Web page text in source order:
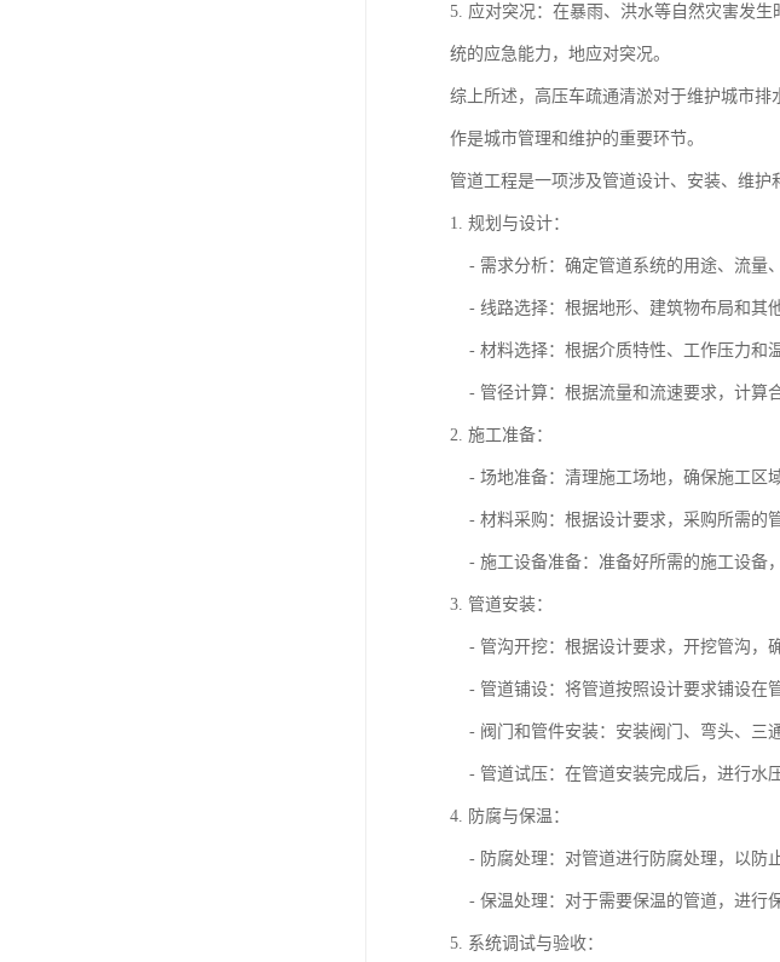
5. 应对突况：在暴雨、洪水等自然灾害发
统的应急能力，地应对突况。
综上所述，高压车疏通清淤对于维护城市
作是城市管理和维护的重要环节。
管道工程是一项涉及管道设计、安装、维护
1. 规划与设计：
- 需求分析：确定管道系统的用途、流量
- 线路选择：根据地形、建筑物布局和其
- 材料选择：根据介质特性、工作压力和
- 管径计算：根据流量和流速要求，计算合
2. 施工准备：
- 场地准备：清理施工场地，确保施工区
- 材料采购：根据设计要求，采购所需的
- 施工设备准备：准备好所需的施工设备
3. 管道安装：
- 管沟开挖：根据设计要求，开挖管沟，
- 管道铺设：将管道按照设计要求铺设在
- 阀门和管件安装：安装阀门、弯头、三
- 管道试压：在管道安装完成后，进行水
4. 防腐与保温：
- 防腐处理：对管道进行防腐处理，以防
- 保温处理：对于需要保温的管道，进行
5. 系统调试与验收：